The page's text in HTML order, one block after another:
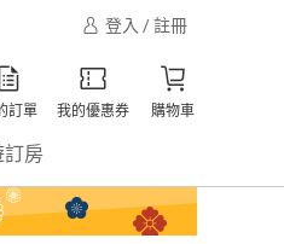
登入 / 註冊
訂單 我的優惠券 購物車
訂房